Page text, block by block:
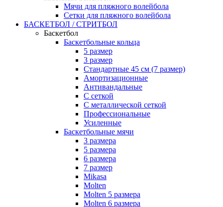
Мячи для пляжного волейбола
Сетки для пляжного волейбола
БАСКЕТБОЛ / СТРИТБОЛ
Баскетбол
Баскетбольные кольца
5 размер
3 размер
Стандартные 45 см (7 размер)
Амортизационные
Антивандальные
С сеткой
С металлической сеткой
Профессиональные
Усиленные
Баскетбольные мячи
3 размера
5 размера
6 размера
7 размер
Mikasa
Molten
Molten 5 размера
Molten 6 размера